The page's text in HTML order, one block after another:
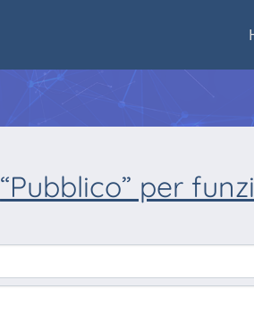
“Pubblico” per